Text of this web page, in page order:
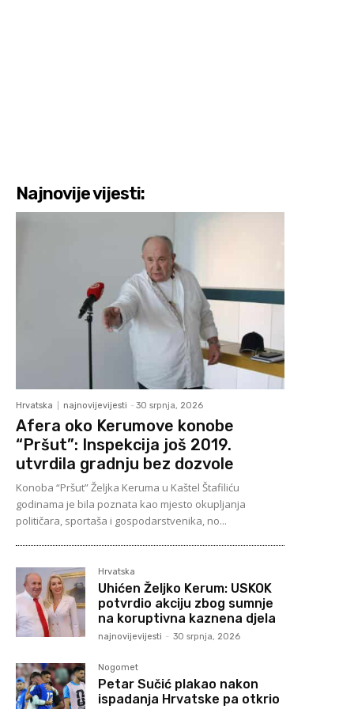
Najnovije vijesti:
Hrvatska najnovijevijesti - 30 srpnja, 2026
Afera oko Kerumove konobe
“Pršut”: Inspekcija još 2019.
utvrdila gradnju bez dozvole
Konoba “Pršut” Željka Keruma u Kaštel Štafiliću
godinama je bila poznata kao mjesto okupljanja
političara, sportaša i gospodarstvenika, no...
Hrvatska
Uhićen Željko Kerum: USKOK
potvrdio akciju zbog sumnje
na koruptivna kaznena djela
najnovijevijesti - 30 srpnja, 2026
Nogomet
Petar Sučić plakao nakon
ispadanja Hrvatske pa otkrio